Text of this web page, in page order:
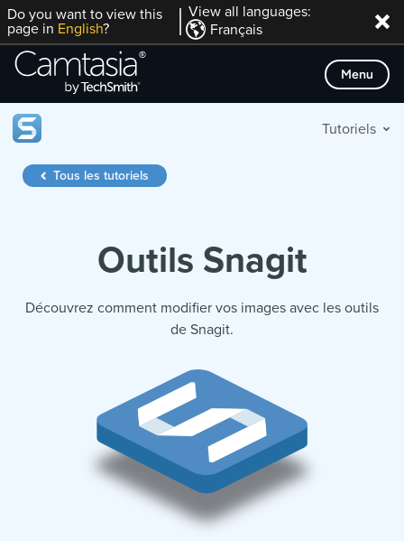
Passer
directement
contenu
Do you want to view this
page in English?
View all languages:
Français
Menu
Tutoriels
Tous les tutoriels
Outils Snagit
Découvrez comment modifier vos images avec les outils
de Snagit.